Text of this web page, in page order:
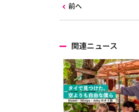
前へ
関連ニュース